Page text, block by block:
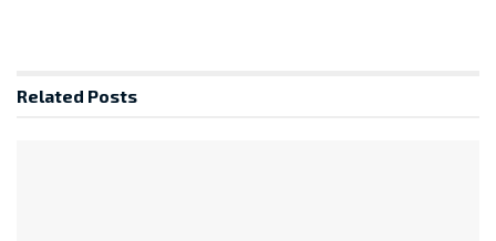
Related Posts